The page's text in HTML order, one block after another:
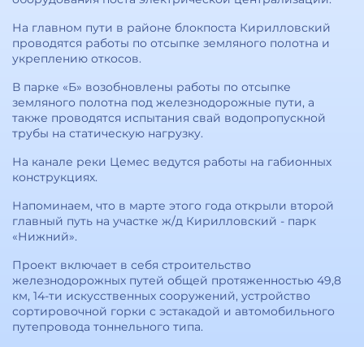
На главном пути в районе блокпоста Кирилловский
проводятся работы по отсыпке земляного полотна и
укреплению откосов.
В парке «Б» возобновлены работы по отсыпке
земляного полотна под железнодорожные пути, а
также проводятся испытания свай водопропускной
трубы на статическую нагрузку.
На канале реки Цемес ведутся работы на габионных
конструкциях.
Напоминаем, что в марте этого года открыли второй
главный путь на участке ж/д Кирилловский - парк
«Нижний».
Проект включает в себя строительство
железнодорожных путей общей протяженностью 49,8
км, 14-ти искусственных сооружений, устройство
сортировочной горки с эстакадой и автомобильного
путепровода тоннельного типа.